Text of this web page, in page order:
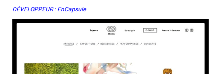
BRAND DESIGN
WEB DESIGN
TEACHING
DÉVELOPPEUR : EnCapsule